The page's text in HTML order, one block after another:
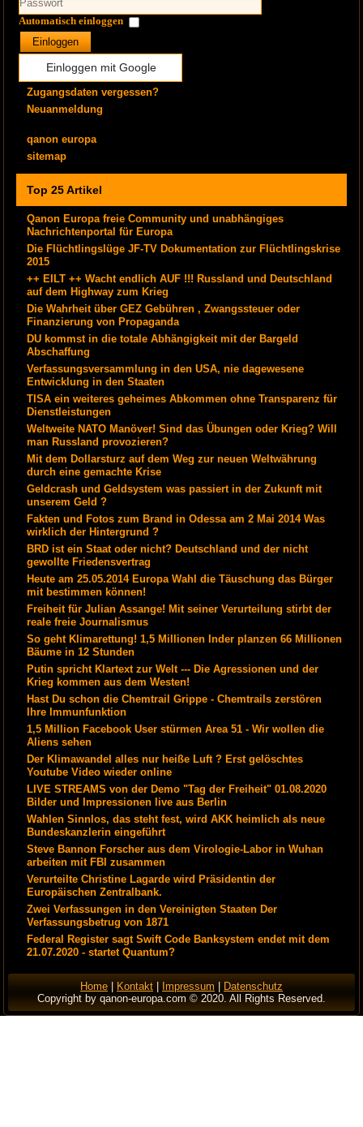
Automatisch einloggen
Einloggen
Einloggen mit Google
Zugangsdaten vergessen?
Neuanmeldung
qanon europa
sitemap
Top 25 Artikel
Qanon Europa freie Community und unabhängiges
Nachrichtenportal für Europa
Die Flüchtlingslüge JF-TV Dokumentation zur Flüchtlingskrise
2015
++ EILT ++ Wacht endlich AUF !!! Russland und Deutschland
auf dem Highway zum Krieg
Die Wahrheit über GEZ Gebühren , Zwangssteuer oder
Finanzierung von Propaganda
DU kommst in die totale Abhängigkeit mit der Bargeld
Abschaffung
Verfassungsversammlung in den USA, nie dagewesene
Entwicklung in den Staaten
TISA ein weiteres geheimes Abkommen ohne Transparenz für
Dienstleistungen
Weltweite NATO Manöver! Sind das Übungen oder Krieg? Will
man Russland provozieren?
Mit dem Dollarsturz auf dem Weg zur neuen Weltwährung
durch eine gemachte Krise
Geldcrash und Geldsystem was passiert in der Zukunft mit
unserem Geld ?
Fakten und Fotos zum Brand in Odessa am 2 Mai 2014 Was
wirklich der Hintergrund ?
BRD ist ein Staat oder nicht? Deutschland und der nicht
gewollte Friedensvertrag
Heute am 25.05.2014 Europa Wahl die Täuschung das Bürger
mit bestimmen können!
Freiheit für Julian Assange! Mit seiner Verurteilung stirbt der
reale freie Journalismus
So geht Klimarettung! 1,5 Millionen Inder planzen 66 Millionen
Bäume in 12 Stunden
Putin spricht Klartext zur Welt --- Die Agressionen und der
Krieg kommen aus dem Westen!
Hast Du schon die Chemtrail Grippe - Chemtrails zerstören
Ihre Immunfunktion
1,5 Million Facebook User stürmen Area 51 - Wir wollen die
Aliens sehen
Der Klimawandel alles nur heiße Luft ? Erst gelöschtes
Youtube Video wieder online
LIVE STREAMS von der Demo "Tag der Freiheit" 01.08.2020
Bilder und Impressionen live aus Berlin
Wahlen Sinnlos, das steht fest, wird AKK heimlich als neue
Bundeskanzlerin eingeführt
Steve Bannon Forscher aus dem Virologie-Labor in Wuhan
arbeiten mit FBI zusammen
Verurteilte Christine Lagarde wird Präsidentin der
Europäischen Zentralbank.
Zwei Verfassungen in den Vereinigten Staaten Der
Verfassungsbetrug von 1871
Federal Register sagt Swift Code Banksystem endet mit dem
21.07.2020 - startet Quantum?
Home Kontakt Impressum
Datenschutz
Copyright by qanon-europa.com © 2020. All Rights Reserved.